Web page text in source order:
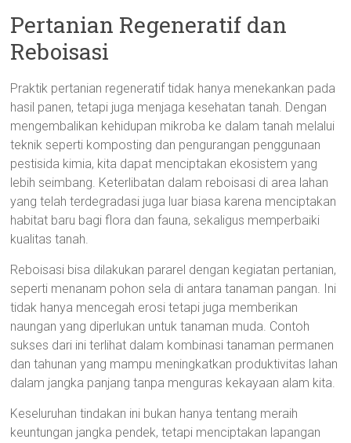
Pertanian Regeneratif dan
Reboisasi
Praktik pertanian regeneratif tidak hanya menekankan pada
hasil panen, tetapi juga menjaga kesehatan tanah. Dengan
mengembalikan kehidupan mikroba ke dalam tanah melalui
teknik seperti komposting dan pengurangan penggunaan
pestisida kimia, kita dapat menciptakan ekosistem yang
lebih seimbang. Keterlibatan dalam reboisasi di area lahan
yang telah terdegradasi juga luar biasa karena menciptakan
habitat baru bagi flora dan fauna, sekaligus memperbaiki
kualitas tanah.
Reboisasi bisa dilakukan pararel dengan kegiatan pertanian,
seperti menanam pohon sela di antara tanaman pangan. Ini
tidak hanya mencegah erosi tetapi juga memberikan
naungan yang diperlukan untuk tanaman muda. Contoh
sukses dari ini terlihat dalam kombinasi tanaman permanen
dan tahunan yang mampu meningkatkan produktivitas lahan
dalam jangka panjang tanpa menguras kekayaan alam kita.
Keseluruhan tindakan ini bukan hanya tentang meraih
keuntungan jangka pendek, tetapi menciptakan lapangan